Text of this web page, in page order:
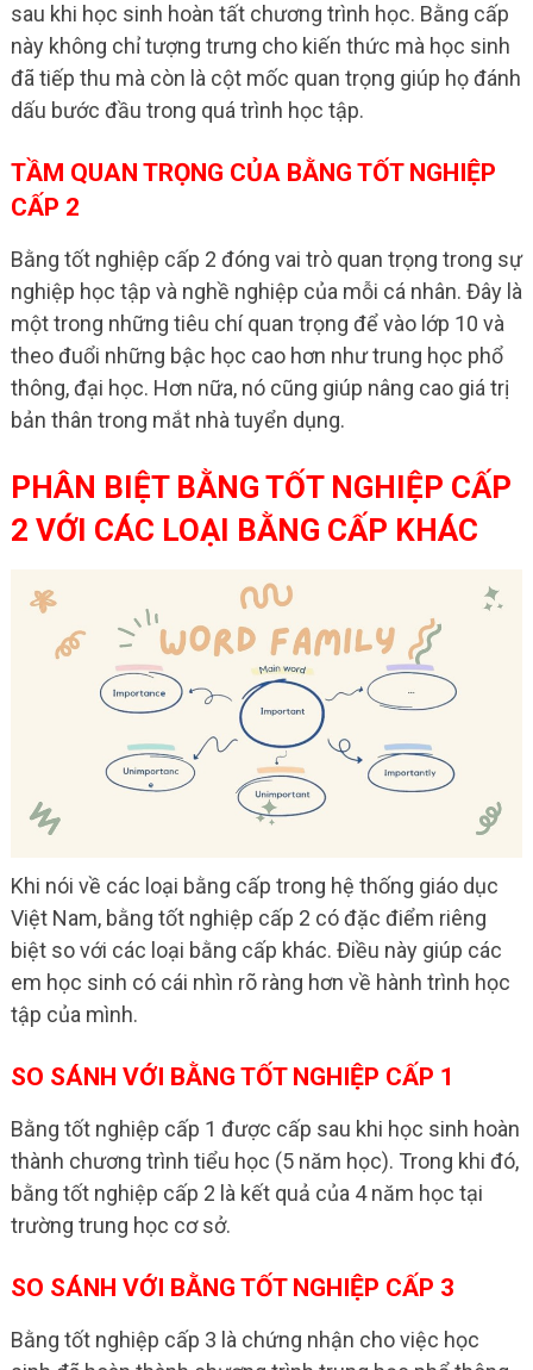
sau khi học sinh hoàn tất chương trình học. Bằng cấp
này không chỉ tượng trưng cho kiến thức mà học sinh
đã tiếp thu mà còn là cột mốc quan trọng giúp họ đánh
dấu bước đầu trong quá trình học tập.
TẦM QUAN TRỌNG CỦA BẰNG TỐT NGHIỆP
CẤP 2
Bằng tốt nghiệp cấp 2 đóng vai trò quan trọng trong sự
nghiệp học tập và nghề nghiệp của mỗi cá nhân. Đây là
một trong những tiêu chí quan trọng để vào lớp 10 và
theo đuổi những bậc học cao hơn như trung học phổ
thông, đại học. Hơn nữa, nó cũng giúp nâng cao giá trị
bản thân trong mắt nhà tuyển dụng.
PHÂN BIỆT BẰNG TỐT NGHIỆP CẤP
2 VỚI CÁC LOẠI BẰNG CẤP KHÁC
Khi nói về các loại bằng cấp trong hệ thống giáo dục
Việt Nam, bằng tốt nghiệp cấp 2 có đặc điểm riêng
biệt so với các loại bằng cấp khác. Điều này giúp các
em học sinh có cái nhìn rõ ràng hơn về hành trình học
tập của mình.
SO SÁNH VỚI BẰNG TỐT NGHIỆP CẤP 1
Bằng tốt nghiệp cấp 1 được cấp sau khi học sinh hoàn
thành chương trình tiểu học (5 năm học). Trong khi đó,
bằng tốt nghiệp cấp 2 là kết quả của 4 năm học tại
trường trung học cơ sở.
SO SÁNH VỚI BẰNG TỐT NGHIỆP CẤP 3
Bằng tốt nghiệp cấp 3 là chứng nhận cho việc học